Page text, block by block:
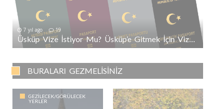
7 yıl ago 19
Üsküp Vize İstiyor Mu? Üsküp’e Gitmek İçin Vize Gerekli Mi?
BURALARI GEZMELISINIZ
GEZILECEK/GÖRÜLECEK
YERLER